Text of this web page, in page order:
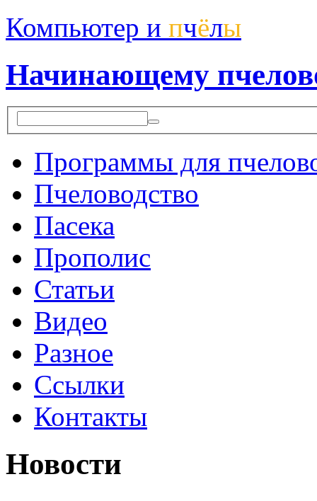
Компьютер и пчёлы
Начинающему
Программы для
Пчеловодство
Пасека
Прополис
Статьи
Видео
Разное
Ссылки
Контакты
Новости